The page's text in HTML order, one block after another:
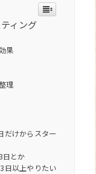
ィング
果
理
だけからスター
日とか
日以上やりたい